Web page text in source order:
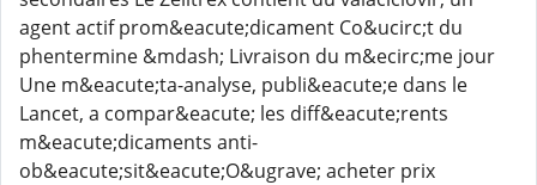
agent actif prom&eacute;dicament Co&ucirc;t du
phentermine &mdash; Livraison du m&ecirc;me jour
Une m&eacute;ta-analyse, publi&eacute;e dans le
Lancet, a compar&eacute; les diff&eacute;rents
m&eacute;dicaments anti-
ob&eacute;sit&eacute;O&ugrave; acheter prix